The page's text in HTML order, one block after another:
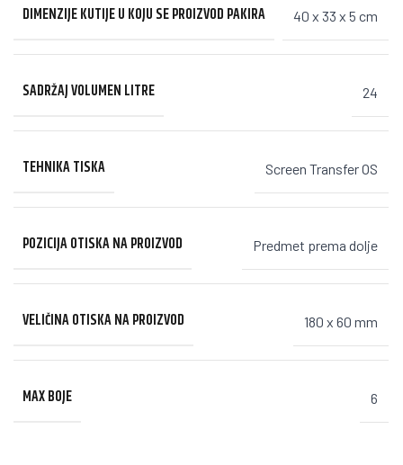
DIMENZIJE KUTIJE U KOJU SE PROIZVOD PAKIRA 40 x 33 x 5 cm
SADRŽAJ VOLUMEN LITRE 24
TEHNIKA TISKA Screen Transfer OS
POZICIJA OTISKA NA PROIZVOD Predmet prema dolje
VELIČINA OTISKA NA PROIZVOD 180 x 60 mm
MAX BOJE 6